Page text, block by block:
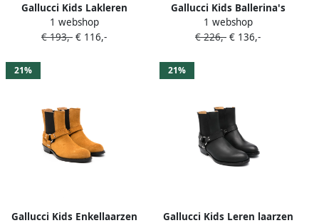
Gallucci Kids Lakleren
sandalen Beige
1 webshop
€ 193,- € 116,-
Gallucci Kids Ballerina's
verfraaid met kristallen
Blauw
1 webshop
€ 226,- € 136,-
21%
Gallucci Kids Enkellaarzen
21%
Gallucci Kids Leren laarzen